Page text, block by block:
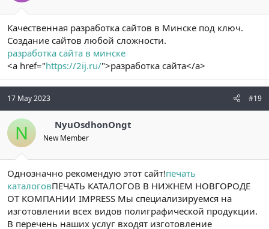
Качественная разработка сайтов в Минске под ключ.
Создание сайтов любой сложности.
разработка сайта в минске
<a href="https://2ij.ru/">разработка сайта</a>
17 May 2023 #19
N NyuOsdhonOngt
New Member
Однозначно рекомендую этот сайт!печать
каталоговПЕЧАТЬ КАТАЛОГОВ В НИЖНЕМ НОВГОРОДЕ
ОТ КОМПАНИИ IMPRESS Мы специализируемся на
изготовлении всех видов полиграфической продукции.
В перечень наших услуг входят изготовление